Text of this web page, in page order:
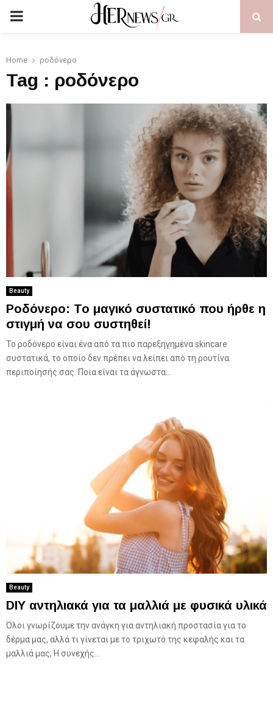
PRIMARY
Home ροδόνερο
Tag : ροδόνερο
Beauty
Ροδόνερο: Το μαγικό συστατικό που ήρθε η
στιγμή να σου συστηθεί!
To ροδόνερο είναι ένα από τα πιο παρεξηγημένα skincare
συστατικά, το οποίο δεν πρέπει να λείπει από τη ρουτίνα
περιποίησής σας. Ποια είναι τα άγνωστα...
Beauty
DIY αντηλιακά για τα μαλλιά με φυσικά υλικά
Όλοι γνωρίζουμε την ανάγκη για αντηλιακή προστασία για το
δέρμα μας, αλλά τι γίνεται με το τριχωτό της κεφαλής και τα
μαλλιά μας; Η συνεχής...